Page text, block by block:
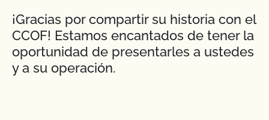
¡Gracias por compartir su historia con el
CCOF! Estamos encantados de tener la
oportunidad de presentarles a ustedes
y a su operación.